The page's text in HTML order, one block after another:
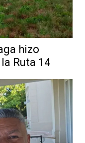
hizo
Ruta 14